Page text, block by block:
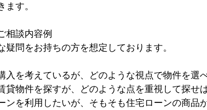
ます。
相談内容例
問をお持ちの方を想定しております。
を考えているが、どのような視点で物件を選べ
物件を探すが、どのような点を重視して探せば
を利用したいが、そもそも住宅ローンの商品が